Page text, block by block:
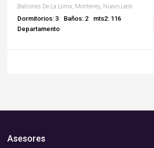
Balcones De La Loma, Monterrey, Nuevo León
Dormitorios: 3 Baños: 2
mts2: 116
Departamento
Asesores